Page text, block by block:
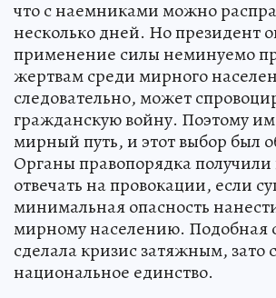
что с наемниками можно
несколько дней. Но президент
применение силы неминуемо
жертвам среди мирного
следовательно, может
гражданскую войну. Поэтому
мирный путь, и этот выбор был
Органы правопорядка получили
отвечать на провокации, если
минимальная опасность
мирному населению. Подобная
сделала кризис затяжным, зато
национальное единство.